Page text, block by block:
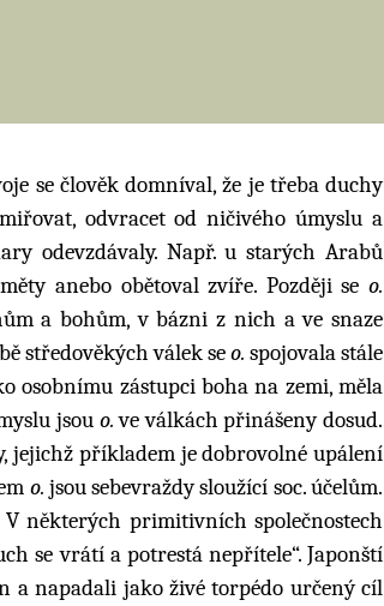
se člověk domníval, že je třeba duchy
odvracet od ničivého úmyslu a
odevzdávaly. Např. u starých Arabů
anebo obětoval zvíře. Později se o.
a bohům, v bázni z nich a ve snaze
středověkých válek seo. spojovala stále
osobnímu zástupci boha na zemi, měla
jsou o.ve válkách přinášeny dosud.
jejichž příkladem je dobrovolné upálení
o. jsou sebevraždy sloužící soc. účelům.
některých primitivních společnostech
se vrátí a potrestá nepřítele“. Japonští
a napadali jako živé torpédo určený cíl